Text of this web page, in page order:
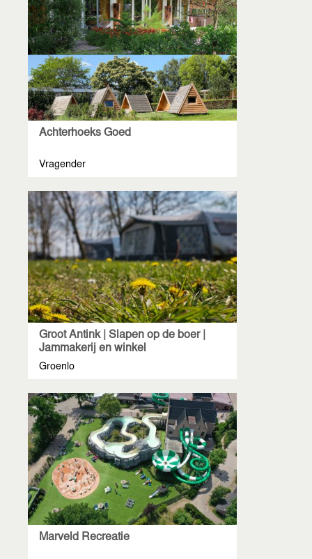
Achterhoeks Goed
Vragender
Groot Antink | Slapen op de boer |
Jammakerij en winkel
Groenlo
Marveld Recreatie